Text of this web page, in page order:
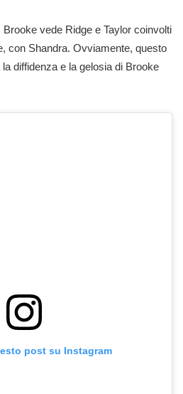
Brooke vede Ridge e Taylor coinvolti
con Shandra. Ovviamente, questo
diffidenza e la gelosia di Brooke
post su Instagram